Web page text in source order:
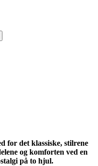
for det klassiske, stilrene
og komforten ved en
på to hjul.